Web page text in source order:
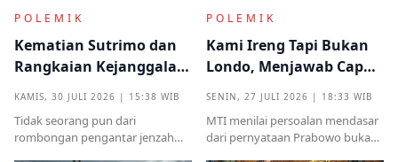
POLEMIK
Kematian Sutrimo dan
Rangkaian Kejanggalan
Kampung Halaman
KAMIS, 30 JULI 2026 | 15:38 WIB
Tidak seorang pun dari
rombongan pengantar jenzah
POLEMIK
Kami Ireng Tapi Bukan
Londo, Menjawab Cap
SENIN, 27 JULI 2026 | 18:33 WIB
MTI menilai persoalan mendasar
dari pernyataan Prabowo bukan